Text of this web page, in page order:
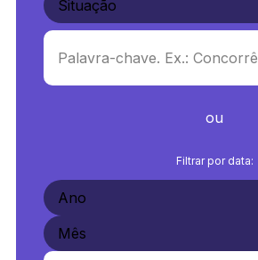
ou
Filtrar por data: